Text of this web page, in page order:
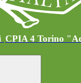
CPIA 4 Torino